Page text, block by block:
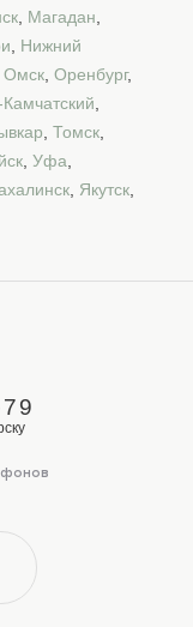
, Магадан,
, Нижний
Омск, Оренбург,
,
, Томск,
, Уфа,
, Якутск,